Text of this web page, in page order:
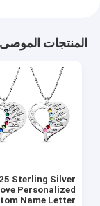
المنتجات الموصى
Sterling Silver
Personalized
Name Letter